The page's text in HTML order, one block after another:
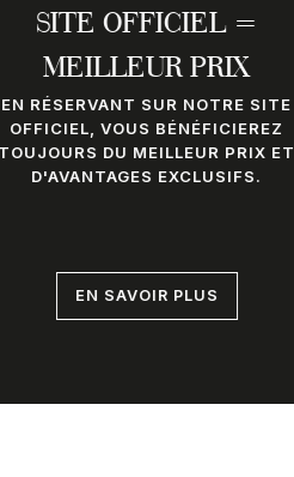
SITE OFFICIEL =
MEILLEUR PRIX
EN RÉSERVANT SUR NOTRE SITE
OFFICIEL, VOUS BÉNÉFICIEREZ
TOUJOURS DU MEILLEUR PRIX ET
D'AVANTAGES EXCLUSIFS.
EN SAVOIR PLUS